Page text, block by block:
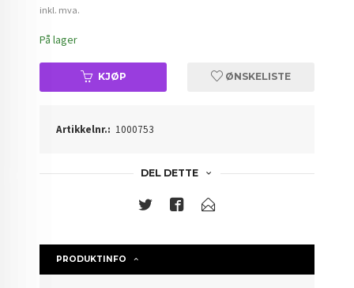
inkl. mva.
På lager
KJØP ØNSKELISTE
Artikkelnr.: 1000753
DEL DETTE
PRODUKTINFO